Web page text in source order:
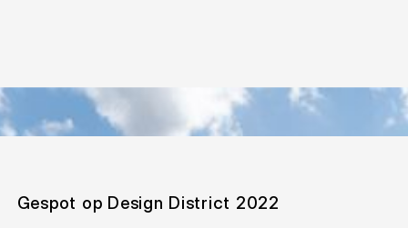
Gespot op Design District 2022